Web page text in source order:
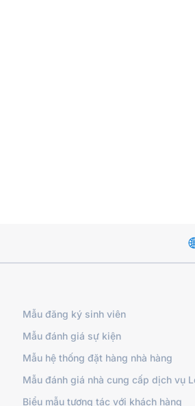
Mẫu đăng ký sinh viên
Mẫu đánh giá sự kiện
Mẫu hệ thống đặt hàng nhà hàng
Mẫu đánh giá nhà cung cấp dịch vụ
Biểu mẫu tương tác với khách hàng